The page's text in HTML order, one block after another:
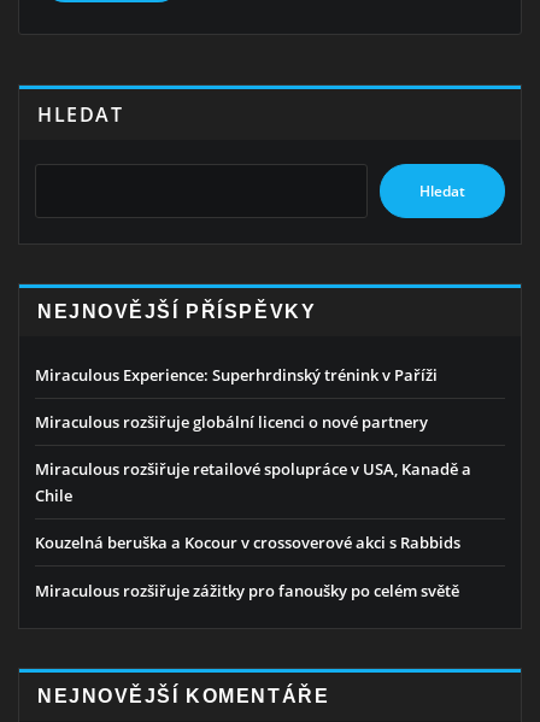
HLEDAT
Hledat
NEJNOVĚJŠÍ PŘÍSPĚVKY
Miraculous Experience: Superhrdinský trénink v Paříži
Miraculous rozšiřuje globální licenci o nové partnery
Miraculous rozšiřuje retailové spolupráce v USA, Kanadě a
Chile
Kouzelná beruška a Kocour v crossoverové akci s Rabbids
Miraculous rozšiřuje zážitky pro fanoušky po celém světě
NEJNOVĚJŠÍ KOMENTÁŘE